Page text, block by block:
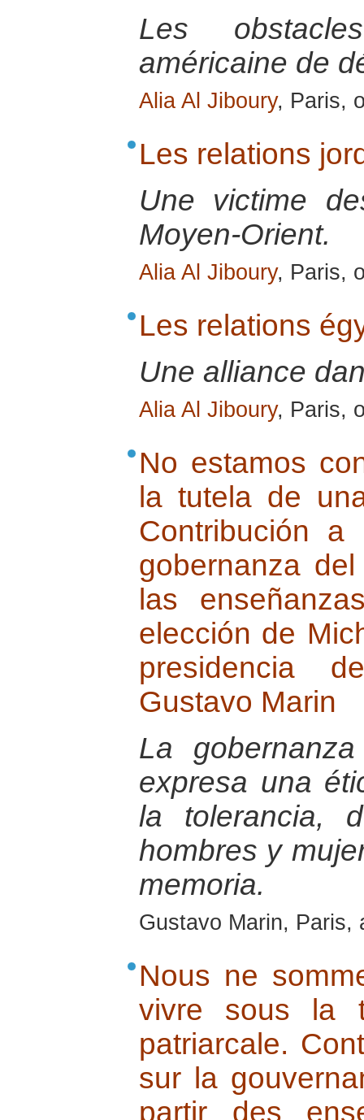
Les
américaine de
Alia Al Jiboury, Paris,
Les relations
Une victime
Moyen-Orient.
Alia Al Jiboury, Paris,
Les relations
Une alliance
Alia Al Jiboury, Paris,
No estamos
la tutela de
Contribución
gobernanza
las
elección de
presidencia
Gustavo Marin
La
expresa una
la tolerancia,
hombres y
memoria.
Gustavo Marin, Paris,
Nous ne
vivre sous la
patriarcale.
sur la
partir des